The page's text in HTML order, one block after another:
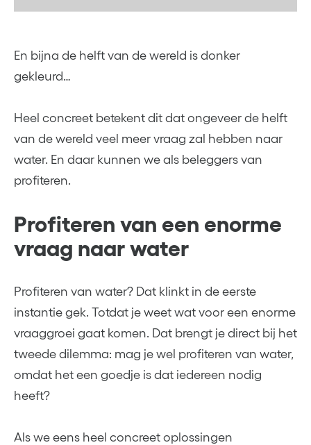
En bijna de helft van de wereld is donker
gekleurd…
Heel concreet betekent dit dat ongeveer de helft
van de wereld veel meer vraag zal hebben naar
water. En daar kunnen we als beleggers van
profiteren.
Profiteren van een enorme
vraag naar water
Profiteren van water? Dat klinkt in de eerste
instantie gek. Totdat je weet wat voor een enorme
vraaggroei gaat komen. Dat brengt je direct bij het
tweede dilemma: mag je wel profiteren van water,
omdat het een goedje is dat iedereen nodig
heeft?
Als we eens heel concreet oplossingen